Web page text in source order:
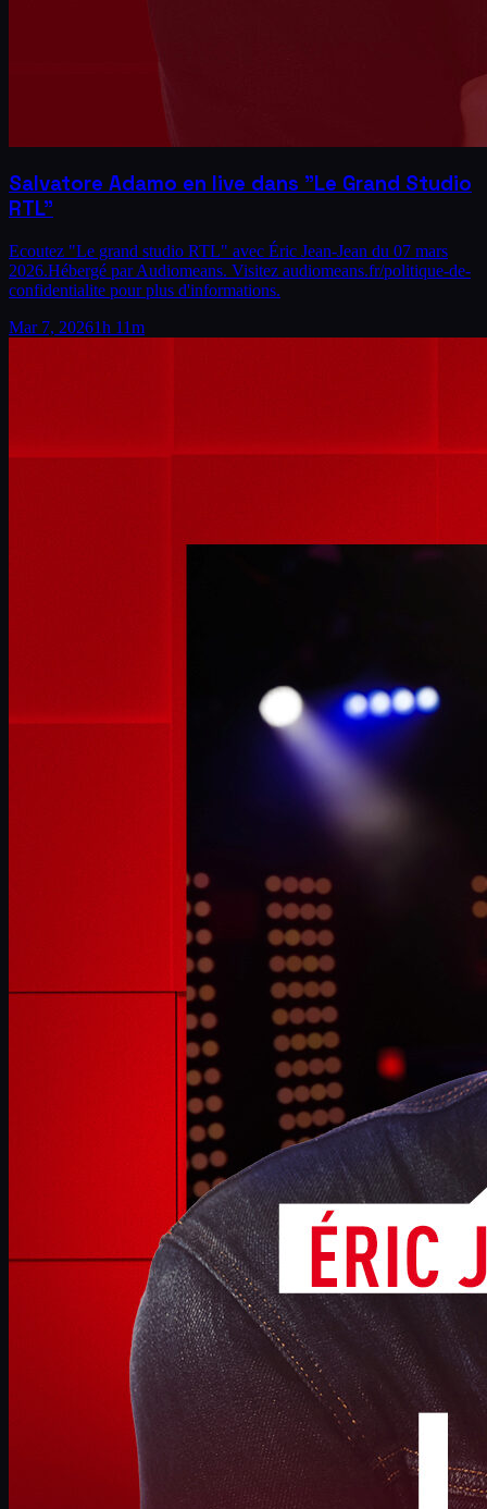
Salvatore Adamo en live dans "Le Grand Studio
RTL"
Ecoutez "Le grand studio RTL" avec Éric Jean-Jean du 07 mars
2026.Hébergé par Audiomeans. Visitez audiomeans.fr/politique-de-
confidentialite pour plus d'informations.
Mar 7, 20261h 11m